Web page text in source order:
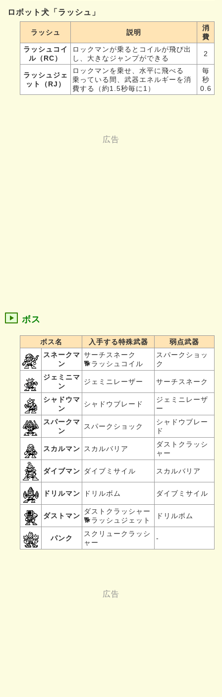
ロボット犬「ラッシュ」
ラッシュ 説明
消
費
ラッシュコイ
ル（RC）
ロックマンが乗るとコイルが飛び出
し、大きなジャンプができる
2
ラッシュジェ
ット（RJ）
ロックマンを乗せ、水平に飛べる
乗っている間、武器エネルギーを消
費する（約1.5秒毎に1）
毎
秒
0.6
ボス
ボス名 入手する特殊武器
弱点武器
スネークマ
ン
サーチスネーク
🐕ラッシュコイル
スパークショッ
ク
ジェミニマ
ン
ジェミニレーザー サーチスネーク
シャドウマ
ン
シャドウブレード
ジェミニレーザ
ー
スパークマ
ン
スパークショック
シャドウブレー
ド
スカルマン スカルバリア
ダストクラッシ
ャー
ダイブマン ダイブミサイル スカルバリア
ドリルマン ドリルボム ダイブミサイル
ダストマン
ダストクラッシャー
🐕ラッシュジェット
ドリルボム
パンク
スクリュークラッシ
ャー
-